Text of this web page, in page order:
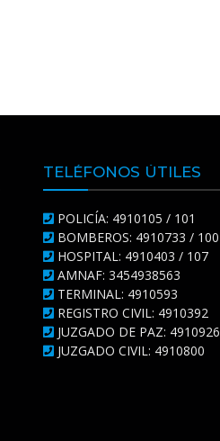
TELÉFONOS ÚTILES
POLICÍA: 4910105 / 101
BOMBEROS: 4910733 / 100
HOSPITAL: 4910403 / 107
AMNAF: 3454938563
TERMINAL: 4910593
REGISTRO CIVIL: 4910392
JUZGADO DE PAZ: 4910926
JUZGADO CIVIL: 4910800